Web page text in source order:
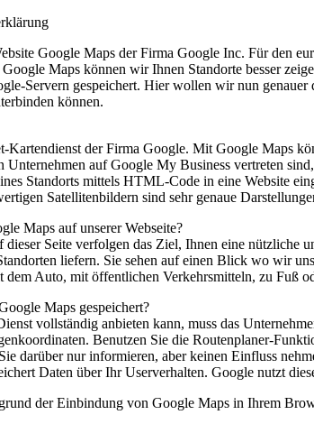
Google Maps der Firma Google Inc. Für den
Maps können wir Ihnen Standorte besser
Servern gespeichert. Hier wollen wir nun
können.
Kartendienst der Firma Google. Mit Google Maps
Unternehmen auf Google My Business vertreten
Standorts mittels HTML-Code in eine Website
Satellitenbildern sind sehr genaue
Maps auf unserer Webseite?
dieser Seite verfolgen das Ziel, Ihnen eine
liefern. Sie sehen auf einen Blick wo wir
Auto, mit öffentlichen Verkehrsmitteln, zu Fuß
Maps gespeichert?
vollständig anbieten kann, muss das
Benutzen Sie die Routenplaner-
darüber nur informieren, aber keinen Einfluss
Daten über Ihr Userverhalten. Google nutzt
der Einbindung von Google Maps in Ihrem